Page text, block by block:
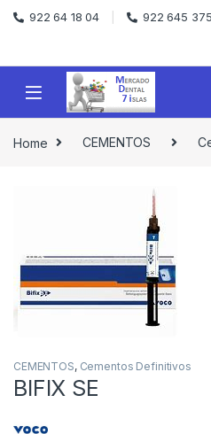
Skip to navigation
Skip to content
922 64 18 04 922 645 375
Home CEMENTOS
CEMENTOS, Cementos Definitivos
BIFIX SE